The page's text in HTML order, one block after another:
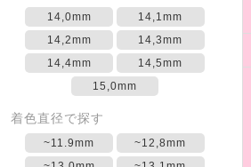
14,0mm
14,1mm
14,2mm
14,3mm
14,4mm
14,5mm
15,0mm
着色直径で探す
~11.9mm
~12,8mm